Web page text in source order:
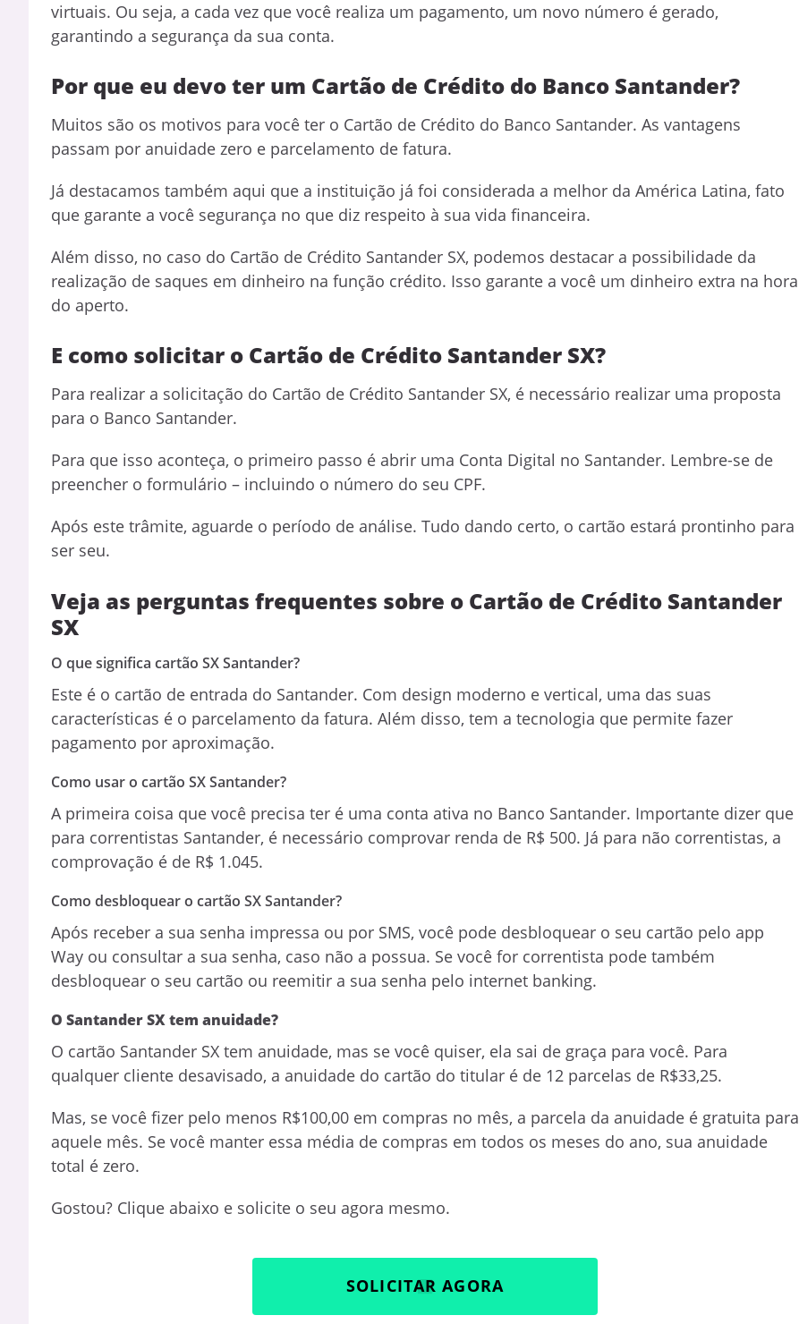
virtuais. Ou seja, a cada vez que você realiza um pagamento, um novo número é gerado,
garantindo a segurança da sua conta.
Por que eu devo ter um Cartão de Crédito do Banco Santander?
Muitos são os motivos para você ter o Cartão de Crédito do Banco Santander. As vantagens
passam por anuidade zero e parcelamento de fatura.
Já destacamos também aqui que a instituição já foi considerada a melhor da América Latina, fato
que garante a você segurança no que diz respeito à sua vida financeira.
Além disso, no caso do Cartão de Crédito Santander SX, podemos destacar a possibilidade da
realização de saques em dinheiro na função crédito. Isso garante a você um dinheiro extra na hora
do aperto.
E como solicitar o Cartão de Crédito Santander SX?
Para realizar a solicitação do Cartão de Crédito Santander SX, é necessário realizar uma proposta
para o Banco Santander.
Para que isso aconteça, o primeiro passo é abrir uma Conta Digital no Santander. Lembre-se de
preencher o formulário – incluindo o número do seu CPF.
Após este trâmite, aguarde o período de análise. Tudo dando certo, o cartão estará prontinho para
ser seu.
Veja as perguntas frequentes sobre o Cartão de Crédito Santander
SX
O que significa cartão SX Santander?
Este é o cartão de entrada do Santander. Com design moderno e vertical, uma das suas
características é o parcelamento da fatura. Além disso, tem a tecnologia que permite fazer
pagamento por aproximação.
Como usar o cartão SX Santander?
A primeira coisa que você precisa ter é uma conta ativa no Banco Santander. Importante dizer que
para correntistas Santander, é necessário comprovar renda de R$ 500. Já para não correntistas, a
comprovação é de R$ 1.045.
Como desbloquear o cartão SX Santander?
Após receber a sua senha impressa ou por SMS, você pode desbloquear o seu cartão pelo app
Way ou consultar a sua senha, caso não a possua. Se você for correntista pode também
desbloquear o seu cartão ou reemitir a sua senha pelo internet banking.
O Santander SX tem anuidade?
O cartão Santander SX tem anuidade, mas se você quiser, ela sai de graça para você. Para
qualquer cliente desavisado, a anuidade do cartão do titular é de 12 parcelas de R$33,25.
Mas, se você fizer pelo menos R$100,00 em compras no mês, a parcela da anuidade é gratuita para
aquele mês. Se você manter essa média de compras em todos os meses do ano, sua anuidade
total é zero.
Gostou? Clique abaixo e solicite o seu agora mesmo.
SOLICITAR AGORA